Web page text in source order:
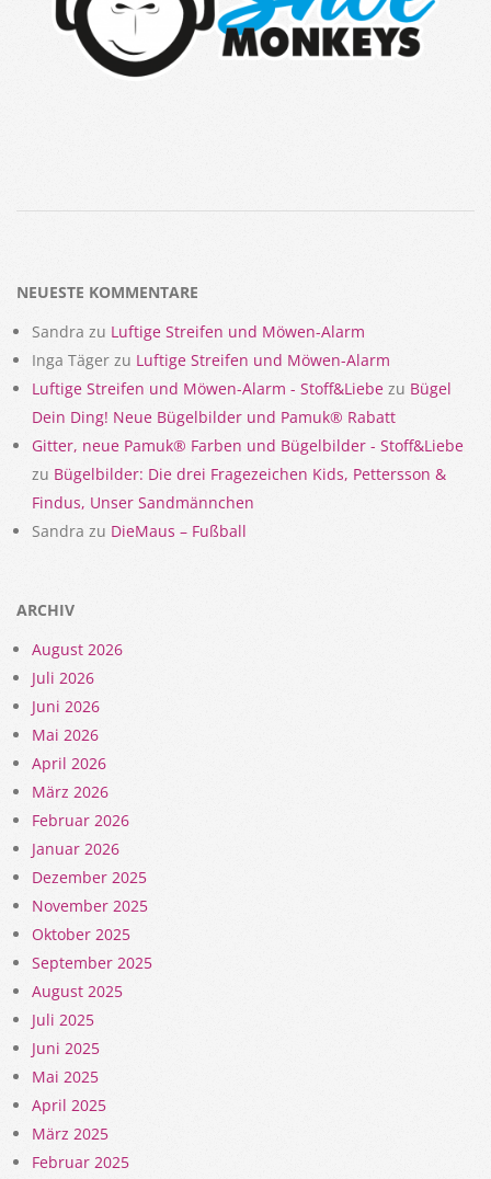
NEUESTE KOMMENTARE
Sandra zu Luftige Streifen und Möwen-Alarm
Inga Täger zu Luftige Streifen und Möwen-Alarm
Luftige Streifen und Möwen-Alarm - Stoff&Liebe zu Bügel
Dein Ding! Neue Bügelbilder und Pamuk® Rabatt
Gitter, neue Pamuk® Farben und Bügelbilder - Stoff&Liebe
zu Bügelbilder: Die drei Fragezeichen Kids, Pettersson &
Findus, Unser Sandmännchen
Sandra zu DieMaus – Fußball
ARCHIV
August 2026
Juli 2026
Juni 2026
Mai 2026
April 2026
März 2026
Februar 2026
Januar 2026
Dezember 2025
November 2025
Oktober 2025
September 2025
August 2025
Juli 2025
Juni 2025
Mai 2025
April 2025
März 2025
Februar 2025